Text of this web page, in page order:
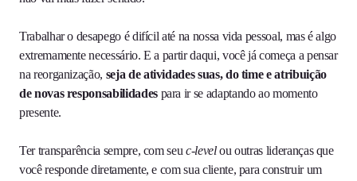
Trabalhar o desapego é difícil até na nossa vida pessoal, mas é algo
extremamente necessário. E a partir daqui, você já começa a pensar
na reorganização, seja de atividades suas, do time e atribuição
de novas responsabilidadespara ir se adaptando ao momento
presente.
Ter transparência sempre, com seuc-levelou outras lideranças que
você responde diretamente, e com sua cliente, para construir um